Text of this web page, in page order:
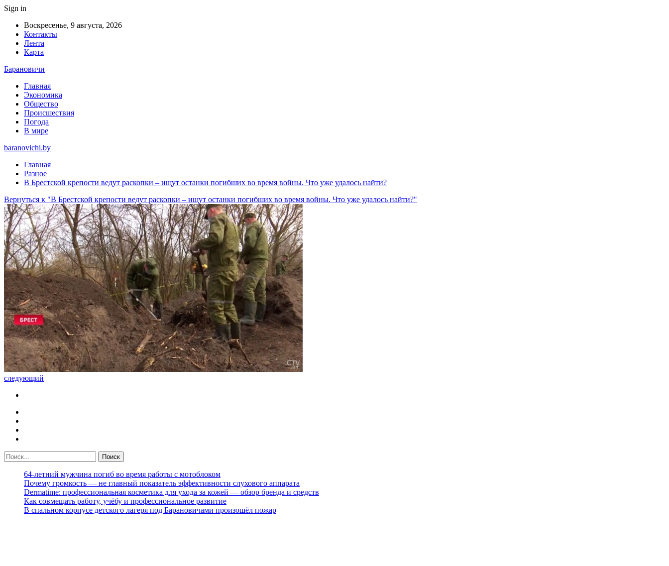
Sign in
Воскресенье, 9 августа, 2026
Контакты
Лента
Карта
Барановичи
Главная
Экономика
Общество
Происшествия
Погода
В мире
baranovichi.by
Главная
Разное
В Брестской крепости ведут раскопки – ищут останки погибших во время войны. Что уже удалось найти?
Вернуться к "В Брестской крепости ведут раскопки – ищут останки погибших во время войны. Что уже удалось найти?"
следующий
64-летний мужчина погиб во время работы с мотоблоком
Почему громкость — не главный показатель эффективности слухового аппарата
Dermatime: профессиональная косметика для ухода за кожей — обзор бренда и средств
Как совмещать работу, учёбу и профессиональное развитие
В спальном корпусе детского лагеря под Барановичами произошёл пожар